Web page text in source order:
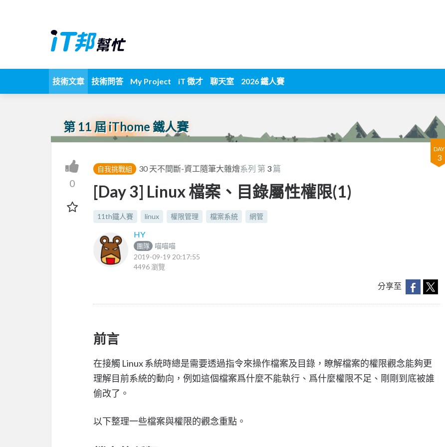
技術文章 技術問答 My Project iT 徵才 聊天室 2026 鐵人賽
第 11 屆 iThome 鐵人賽
DAY
3
0
自我挑戰組 30 天不間斷-資工隨筆大雜燴系列 第 3 篇
[Day 3] Linux 檔案、目錄屬性權限(1)
11th鐵人賽 linux 權限管理 檔案系統 網管
HY
團隊
喵喵喵
2019-09-19 20:17:55
4496 瀏覽
分享至
前言
在接觸 Linux 系統時總是需要透過指令來操作檔案及目錄，瞭解檔案的權限觀念能夠更
理解目前系統的動向，例如這個檔案爲什麼不能執行、爲什麼權限不足、剛剛到底被誰
偷改了。
以下整理一些檔案與權限的觀念重點。